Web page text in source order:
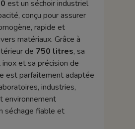
est un séchoir industriel
conçu pour assurer
rapide et
matériaux. Grâce à
de 750 litres, sa
et sa précision de
est parfaitement adaptée
industries,
environnement
séchage fiable et